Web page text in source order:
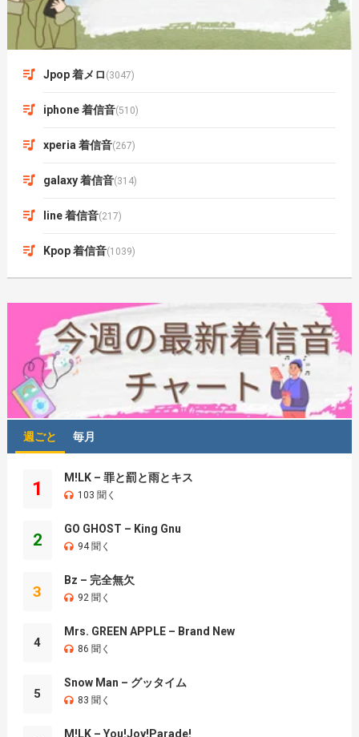
Jpop 着メロ (3047)
iphone 着信音(510)
xperia 着信音(267)
galaxy 着信音(314)
line 着信音(217)
Kpop 着信音(1039)
週ごと 毎月
1
M!LK – 罪と罰と雨とキス
103 聞く
2
GO GHOST – King Gnu
94 聞く
3
Bz – 完全無欠
92 聞く
4
Mrs. GREEN APPLE – Brand New
86 聞く
5
Snow Man – グッタイム
83 聞く
M!LK – You!Joy!Parade!